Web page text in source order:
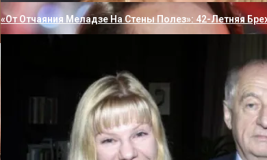
«От Отчаяния Меладзе На Стены Полез»: 42-Летняя